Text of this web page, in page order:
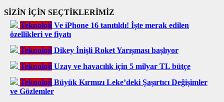
SİZİN İÇİN SEÇTİKLERİMİZ
Teknoloji Ve iPhone 16 tanıtıldı! İşte merak edilen
özellikleri ve fiyatı
Teknoloji Dikey İnişli Roket Yarışması başlıyor
Teknoloji Uzay ve havacılık için 5 milyar TL bütçe
Teknoloji Büyük Kırmızı Leke’deki Şaşırtıcı Değişimler
ve Gözlemler